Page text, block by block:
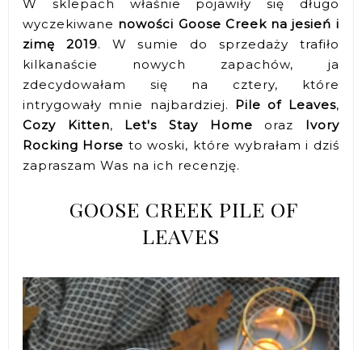
W sklepach właśnie pojawiły się długo
wyczekiwane nowości Goose Creek na jesień i
zimę 2019. W sumie do sprzedaży trafiło
kilkanaście nowych zapachów, ja
zdecydowałam się na cztery, które
intrygowały mnie najbardziej.
Pile of Leaves,
Cozy Kitten, Let's Stay Home oraz
Ivory
Rocking Horse to woski, które wybrałam i dziś
zapraszam Was na ich recenzję.
GOOSE CREEK PILE OF
LEAVES